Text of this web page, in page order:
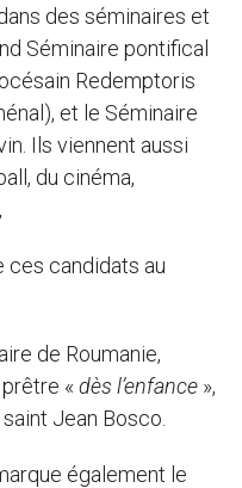
des séminaires et
Séminaire pontifical
Redemptoris
et le Séminaire
Ils viennent aussi
du cinéma,
ces candidats au
de Roumanie,
« dès l’enfance »,
Jean Bosco.
également le